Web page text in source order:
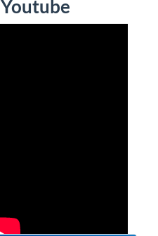
Youtube